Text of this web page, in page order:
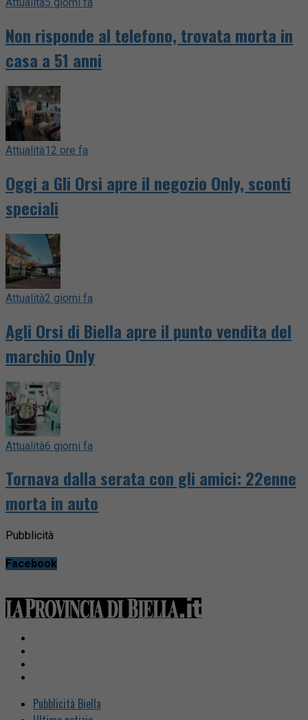
Non risponde al telefono, trovata morta in
casa a 51 anni
Attualità12 ore fa
Oggi a Gli Orsi apre il negozio Only, sconti
speciali
Attualità2 giorni fa
Agli Orsi di Biella apre il punto vendita del
marchio Only
Attualità6 giorni fa
Tornava dalla serata con gli amici: 22enne
morta in auto
Pubblicità
Facebook
Pubblicità Biella